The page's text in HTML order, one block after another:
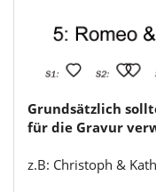
Grundsätzlich
für die Gravur
z.B: Christoph &